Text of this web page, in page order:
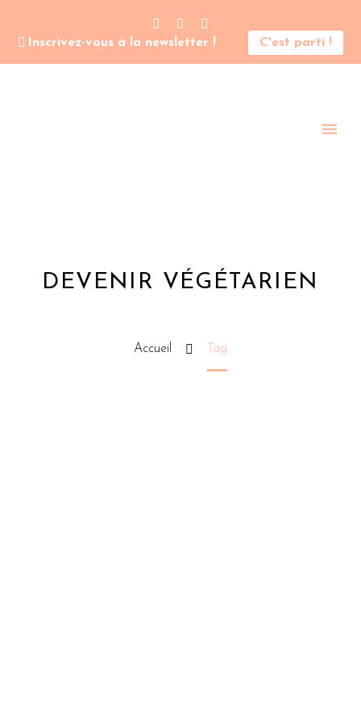
Inscrivez-vous à la newsletter ! C'est parti !
DEVENIR VÉGÉTARIEN
Accueil Tag